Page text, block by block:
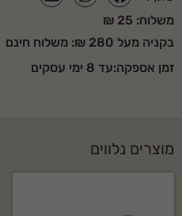
משלוח: 25 ₪
בקניה מעל 280 ₪: משלוח חינם
זמן אספקה:עד 8 ימי עסקים
מוצרים נלווים